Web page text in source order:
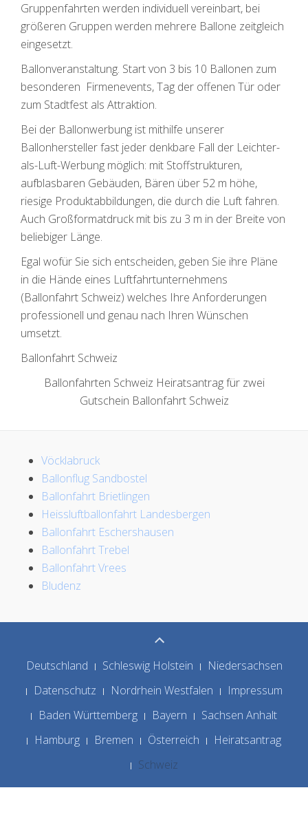
Gruppenfahrten werden individuell vereinbart, bei
größeren Gruppen werden mehrere Ballone zeitgleich
eingesetzt.
Ballonveranstaltung. Start von 3 bis 10 Ballonen zum
besonderen Firmenevents, Tag der offenen Tür oder
zum Stadtfest als Attraktion.
Bei der Ballonwerbung ist mithilfe unserer
Ballonhersteller fast jeder denkbare Fall der Leichter-
als-Luft-Werbung möglich: mit Stoffstrukturen,
aufblasbaren Gebäuden, Bären über 52 m höhe,
riesige Produktabbildungen, die durch die Luft fahren.
Auch Großformatdruck mit bis zu 3 m in der Breite von
beliebiger Länge.
Egal wofür Sie sich entscheiden, geben Sie ihre Pläne
in die Hände eines Luftfahrtunternehmens
(Ballonfahrt Schweiz) welches Ihre Anforderungen
professionell und genau nach Ihren Wünschen
umsetzt.
Ballonfahrt Schweiz
Ballonfahrten Schweiz Heiratsantrag für zwei
Gutschein Ballonfahrt Schweiz
Vöcklabruck
Ballonflug Sandbostel
Ballonfahrt Brietlingen
Heissluftballonfahrt Landesbergen
Ballonfahrt Eschershausen
Ballonfahrt Trebel
Ballonfahrt Vrees
Bludenz
Deutschland Schleswig Holstein
Niedersachsen
Datenschutz
Nordrhein Westfalen
Impressum
Baden Württemberg
Bayern
Sachsen Anhalt
Hamburg
Bremen Österreich
Heiratsantrag
Schweiz